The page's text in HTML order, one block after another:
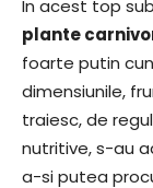
In acest top
plante
foarte putin
dimensiunile,
traiesc, de
nutritive, s-au
a-si putea